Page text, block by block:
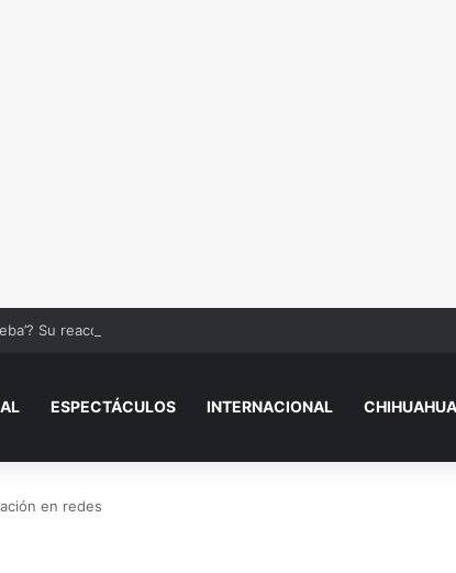
Su reacción en vivo tras la mu3rt3 de César Gastélum se
ESPECTÁCULOS INTERNACIONAL CHIHUAHUA
en redes